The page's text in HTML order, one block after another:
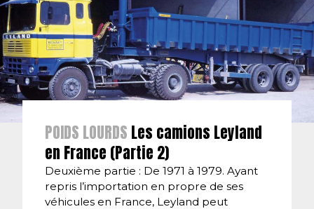
POIDS LOURDS Les camions Leyland
en France (Partie 2)
Deuxième partie : De 1971 à 1979. Ayant
repris l’importation en propre de ses
véhicules en France, Leyland peut